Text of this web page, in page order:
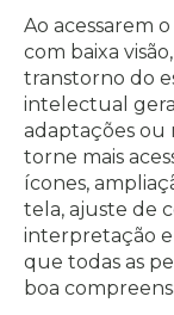
Ao acessarem
com baixa
transtorno do
intelectual
adaptações ou
torne mais
ícones,
tela, ajuste de
interpretação
que todas as
boa